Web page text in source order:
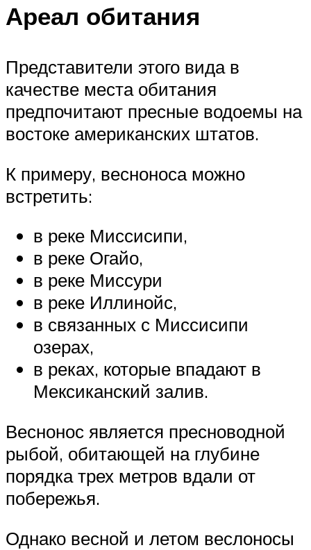
Ареал обитания
Представители этого вида в
качестве места обитания
предпочитают пресные водоемы на
востоке американских штатов.
К примеру, весноноса можно
встретить:
в реке Миссисипи,
в реке Огайо,
в реке Миссури
в реке Иллинойс,
в связанных с Миссисипи
озерах,
в реках, которые впадают в
Мексиканский залив.
Веснонос является пресноводной
рыбой, обитающей на глубине
порядка трех метров вдали от
побережья.
Однако весной и летом веслоносы